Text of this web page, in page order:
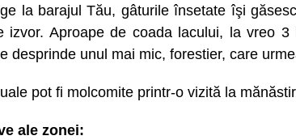
la barajul Tău, gâturile însetate îşi
izvor. Aproape de coada lacului, la vreo
desprinde unul mai mic, forestier, care
pot fi molcomite printr-o vizită la
ale zonei: